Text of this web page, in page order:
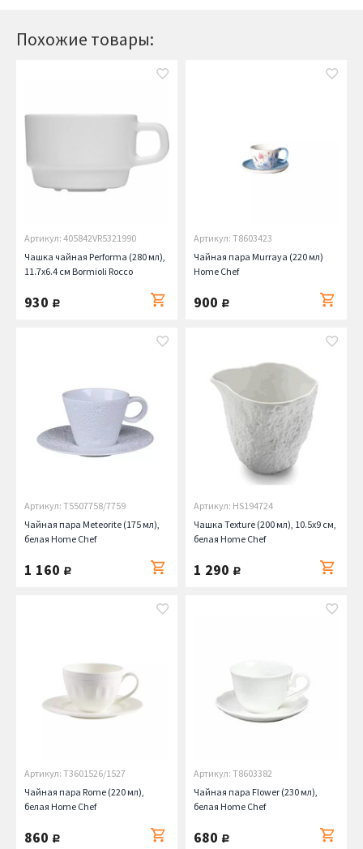
Похожие товары:
Артикул: 405842VR5321990
Чашка чайная Performa (280 мл),
11.7х6.4 см Bormioli Rocco
930 руб.
Артикул: T8603423
Чайная пара Murraya (220 мл)
Home Chef
900 руб.
Артикул: T5507758/7759
Чайная пара Meteorite (175 мл),
белая Home Chef
1 160 руб.
Артикул: HS194724
Чашка Texture (200 мл), 10.5х9 см,
белая Home Chef
1 290 руб.
Артикул: T3601526/1527
Чайная пара Rome (220 мл),
белая Home Chef
860 руб.
Артикул: T8603382
Чайная пара Flower (230 мл),
белая Home Chef
680 руб.